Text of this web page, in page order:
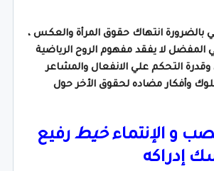
بالضرورة انتهاك حقوق المرأة والعكس ،
المفضل لا يفقد مفهوم الروح الرياضية
التحكم علي الانفعال والمشاعر
وأفكار مضاده لحقوق الأخر حول
و الإنتماءخيط رفيع
إدراكه